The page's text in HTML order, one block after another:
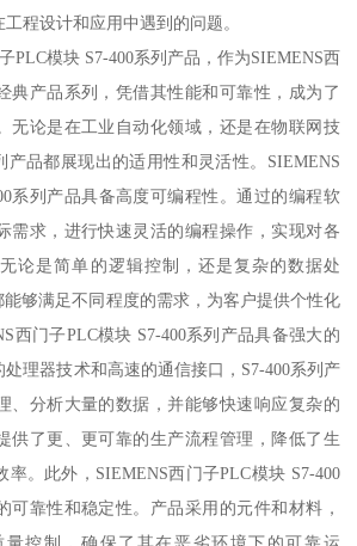
程设计和应用中遇到的问题。
模块 S7-400系列产品，作为SIEMENS西
典产品系列，凭借其性能和可靠性，成为了
无论是在工业自动化领域，还是在物联网技
产品都展现出的适用性和灵活性。SIEMENS
系列产品具备高度可编程性。通过的编程软
需求，进行快速灵活的编程操作，实现对各
论是简单的逻辑控制，还是复杂的数据处
能够满足不同程度的需求，为客户提供个性化
西门子PLC模块 S7-400系列产品具备强大的
理器技术和高速的通信接口，S7-400系列产
、分析大量的数据，并能够快速响应复杂的
供了更、更可靠的生产流程管理，降低了生
率。此外，SIEMENS西门子PLC模块 S7-400
可靠性和稳定性。产品采用的元件和材料，